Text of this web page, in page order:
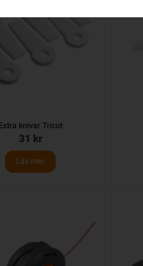
knivar Tricut
31 kr
Läs mer